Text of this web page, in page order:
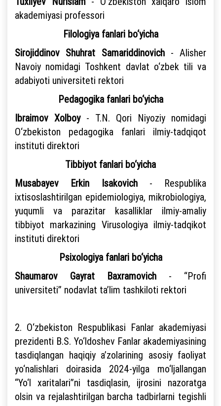
akademiyasi professori
Filologiya fanlari bo‘yicha
Sirojiddinov Shuhrat Samariddinovich- Alisher
Navoiy nomidagi Toshkent davlat o‘zbek tili va
adabiyoti universiteti rektori
Pedagogika fanlari bo‘yicha
Ibraimov Xolboy- T.N. Qori Niyoziy nomidagi
O‘zbekiston pedagogika fanlari ilmiy-tadqiqot
instituti direktori
Tibbiyot fanlari bo‘yicha
Musabayev Erkin Isakovich- Respublika
ixtisoslashtirilgan epidemiologiya, mikrobiologiya,
yuqumli va parazitar kasalliklar ilmiy-amaliy
tibbiyot markazining Virusologiya ilmiy-tadqikot
instituti direktori
Psixologiya fanlari bo‘yicha
Shaumarov Gayrat Baxramovich - “Profi
universiteti” nodavlat ta’lim tashkiloti rektori
2. O‘zbekiston Respublikasi Fanlar akademiyasi
prezidenti B.S. Yo‘ldoshev Fanlar akademiyasining
tasdiqlangan haqiqiy a’zolarining asosiy faoliyat
yo‘nalishlari doirasida 2024-yilga mo‘ljallangan
“Yo‘l xaritalari”ni tasdiqlasin, ijrosini nazoratga
olsin va rejalashtirilgan barcha tadbirlarni tegishli